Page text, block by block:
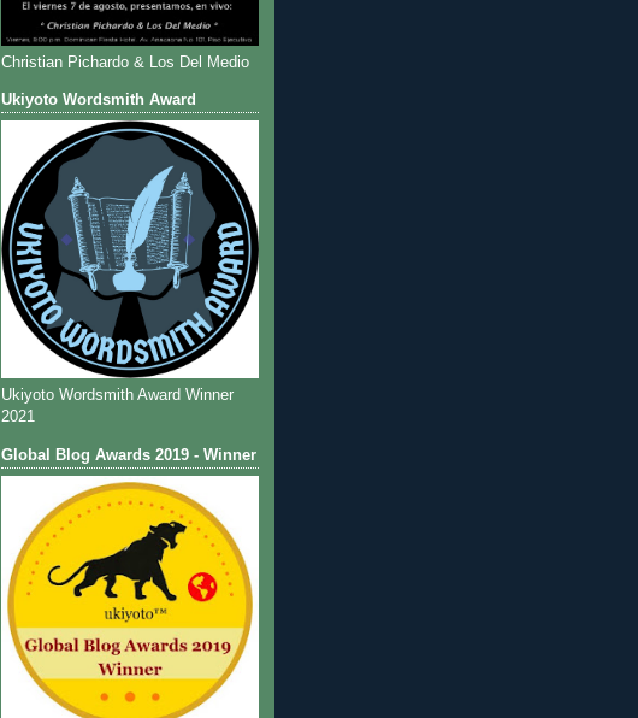
Christian Pichardo & Los Del Medio
Ukiyoto Wordsmith Award
Ukiyoto Wordsmith Award Winner
2021
Global Blog Awards 2019 - Winner